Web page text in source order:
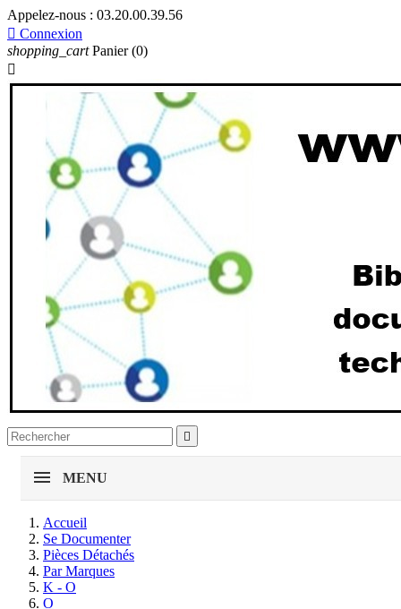
Appelez-nous : 03.20.00.39.56
 Connexion
shopping_cart Panier (0)


MENU
Accueil
Se Documenter
Pièces Détachés
Par Marques
K - O
O